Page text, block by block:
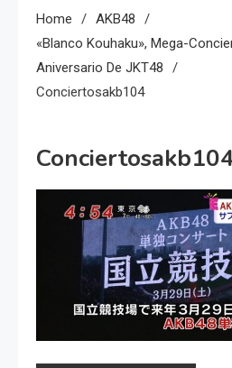
Home
AKB48
«Blanco Kouhaku», Mega-
Aniversario De JKT48
Conciertosakb104